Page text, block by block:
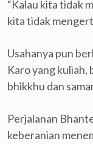
“Kalau kita tidak
kita tidak
Usahanya pun
Karo yang kuliah,
bhikkhu dan
Perjalanan
keberanian